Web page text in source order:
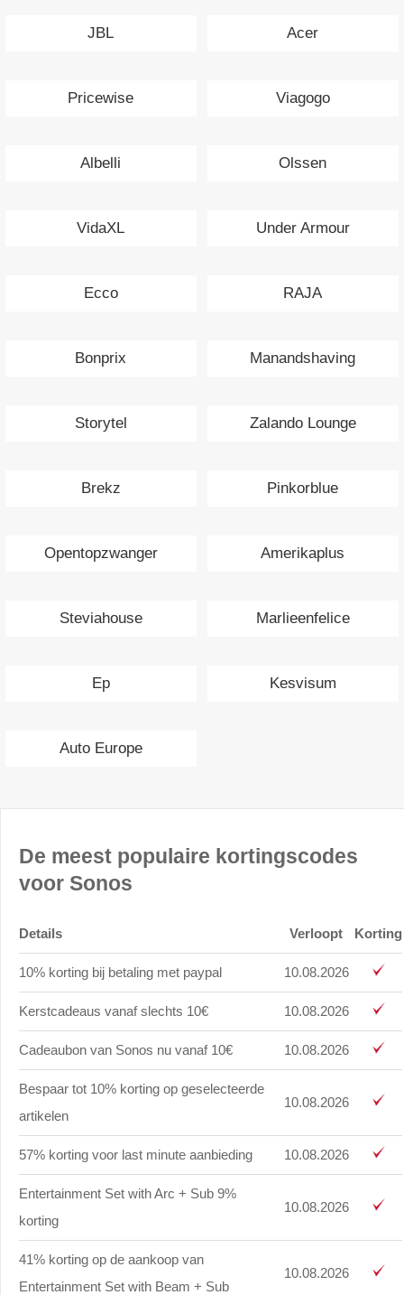
JBL Acer
Pricewise Viagogo
Albelli Olssen
VidaXL Under Armour
Ecco RAJA
Bonprix Manandshaving
Storytel Zalando Lounge
Brekz Pinkorblue
Opentopzwanger Amerikaplus
Steviahouse Marlieenfelice
Ep Kesvisum
Auto Europe
De meest populaire kortingscodes
voor Sonos
Details Verloopt Korting
10% korting bij betaling met paypal 10.08.2026
Kerstcadeaus vanaf slechts 10€ 10.08.2026
Cadeaubon van Sonos nu vanaf 10€ 10.08.2026
Bespaar tot 10% korting op geselecteerde
artikelen
10.08.2026
57% korting voor last minute aanbieding 10.08.2026
Entertainment Set with Arc + Sub 9%
korting
10.08.2026
41% korting op de aankoop van
Entertainment Set with Beam + Sub
10.08.2026